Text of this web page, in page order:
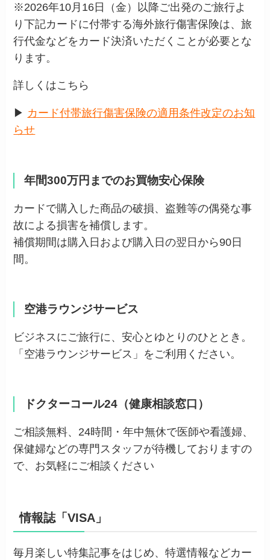
※2026年10月16日（金）以降ご出発のご旅行よ
り下記カードに付帯する海外旅行傷害保険は、旅
行代金などをカード決済いただくことが必要とな
ります。
詳しくはこちら
▶ カード付帯旅行傷害保険の適用条件改定のお知
らせ
年間300万円までのお買物安心保険
カードで購入した商品の破損、盗難等の偶発な事
故による損害を補償します。
補償期間は購入日および購入日の翌日から90日
間。
空港ラウンジサービス
ビジネスにご旅行に、安心とゆとりのひととき。
「空港ラウンジサービス」をご利用ください。
ドクターコール24（健康相談窓口）
ご相談無料、24時間・年中無休で医師や看護婦、
保健婦などの専門スタッフが待機しておりますの
で、お気軽にご相談ください
情報誌「VISA」
毎月楽しい特集記事をはじめ、特選情報などカー